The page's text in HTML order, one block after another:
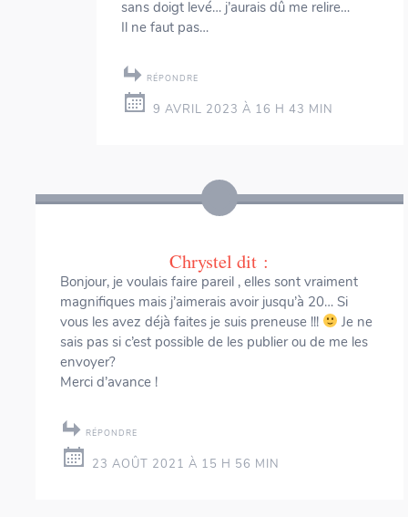
sans doigt levé… j’aurais dû me relire…
Il ne faut pas…
RÉPONDRE
9 AVRIL 2023 À 16 H 43 MIN
Chrystel dit :
Bonjour, je voulais faire pareil , elles sont vraiment
magnifiques mais j’aimerais avoir jusqu’à 20… Si
vous les avez déjà faites je suis preneuse !!!
Je ne
sais pas si c’est possible de les publier ou de me les
envoyer?
Merci d’avance !
RÉPONDRE
23 AOÛT 2021 À 15 H 56 MIN